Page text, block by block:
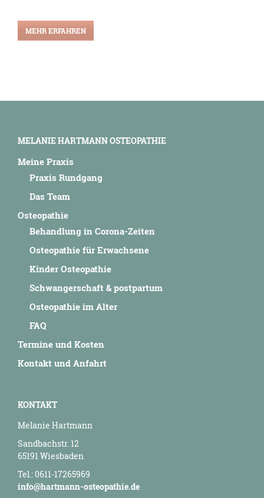
MEHR ERFAHREN
MELANIE HARTMANN OSTEOPATHIE
Meine Praxis
Praxis Rundgang
Das Team
Osteopathie
Behandlung in Corona-Zeiten
Osteopathie für Erwachsene
Kinder Osteopathie
Schwangerschaft & postpartum
Osteopathie im Alter
FAQ
Termine und Kosten
Kontakt und Anfahrt
KONTAKT
Melanie Hartmann
Sandbachstr. 12
65191 Wiesbaden
Tel.: 0611-17265969
info@hartmann-osteopathie.de